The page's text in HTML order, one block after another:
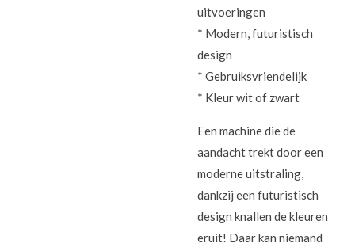
uitvoeringen
* Modern, futuristisch
design
* Gebruiksvriendelijk
* Kleur wit of zwart
Een machine die de
aandacht trekt door een
moderne uitstraling,
dankzij een futuristisch
design knallen de kleuren
eruit! Daar kan niemand